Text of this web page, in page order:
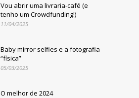
Vou abrir uma livraria-café (e
tenho um Crowdfunding!)
11/04/2025
Baby mirror selfies e a fotografia
“física”
05/03/2025
O melhor de 2024